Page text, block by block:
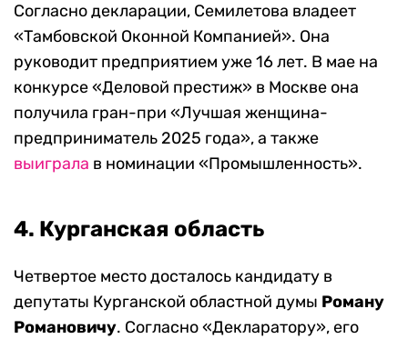
Согласно декларации, Семилетова владеет
«Тамбовской Оконной Компанией». Она
руководит предприятием уже 16 лет. В мае на
конкурсе «Деловой престиж» в Москве она
получила гран-при «Лучшая женщина-
предприниматель 2025 года», а также
выиграла в номинации «Промышленность».
4. Курганская область
Четвертое место досталось кандидату в
депутаты Курганской областной думы Роману
Романовичу. Согласно «Декларатору», его